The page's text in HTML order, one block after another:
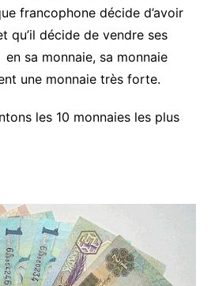
francophone décide d’avoir
qu’il décide de vendre ses
sa monnaie, sa monnaie
une monnaie très forte.
les 10 monnaies les plus